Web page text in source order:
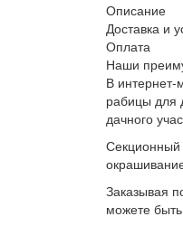
Описание
Доставка и
Оплата
Наши
В интернет-
рабицы для
дачного
Секционный
Заказывая
можете